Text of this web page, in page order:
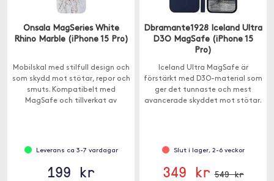
Onsala MagSeries White
Rhino Marble (iPhone 15 Pro)
Mobilskal med stilfull design och
som skydd mot stötar, repor och
smuts. Kompatibelt med
MagSafe och tillverkat av
Leverans ca 3-7 vardagar
199 kr
Dbramante1928 Iceland Ultra
D3O MagSafe (iPhone 15
Pro)
Iceland Ultra MagSafe är
förstärkt med D3O-material som
ger det tunnaste och mest
avancerade skyddet mot stötar.
Slut i lager, 2-6 veckor
349 kr 549 kr